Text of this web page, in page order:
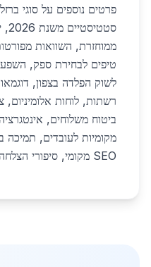
פרטים נוספים על סוגי
ממוחזרת, השוואות
טיפים לבחירת ספק,
לשוק הפלדה בצפון,
רשתות, לוחות אלומיניום,
מקומיות לעובדים, תמיכה
SEO מקומי, סיפורי הצלחה של לקוחות מקומיים).